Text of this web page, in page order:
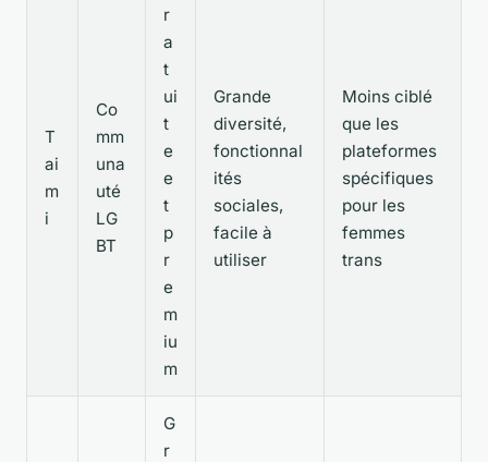
T
ai
m
i
Co
mm
una
uté
LG
BT
r
a
t
ui
t
e
e
t
p
r
e
m
iu
m
Grande
diversité,
fonctionnal
ités
sociales,
facile à
utiliser
Moins ciblé
que les
plateformes
spécifiques
pour les
femmes
trans
G
r